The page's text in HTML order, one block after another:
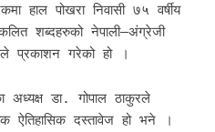
हाल पोखरा निवासी ७५ वर्षीय
शब्दहरुको नेपाली–अंग्रेजी
प्रकाशन गरेको हो ।
अध्यक्ष डा. गोपाल ठाकुरले
ऐतिहासिक दस्तावेज हो भने ।